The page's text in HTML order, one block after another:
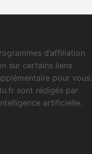
d’affiliation
sur certains liens
pour vous.
sont rédigés par
artificielle.